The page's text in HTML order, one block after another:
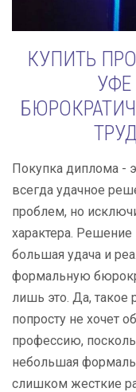
КУПИТЬ
УФЕ
Покупка диплома -
всегда удачное
проблем, но
характера.
большая удача и
формальную
лишь это. Да, такое
попросту не хочет
профессию,
небольшая
слишком жесткие